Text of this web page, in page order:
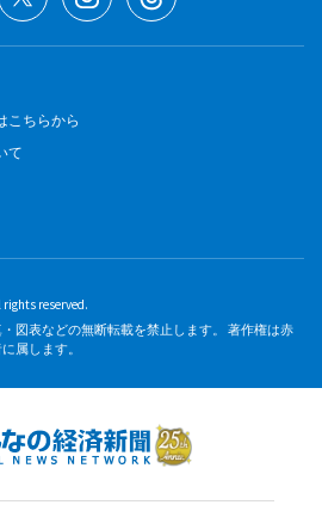
こちらから
て
reserved.
図表などの無断転載を禁止します。 著作権は赤
属します。